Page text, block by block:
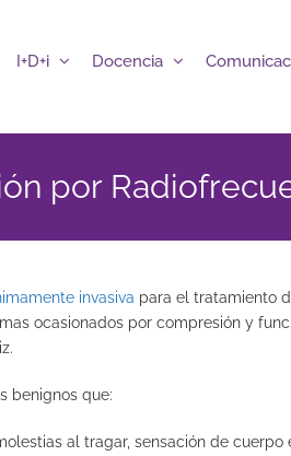
I+D+i Docencia
por
invasiva para el tratamiento
ocasionados por compresión y
benignos que:
al tragar, sensación de cuerpo